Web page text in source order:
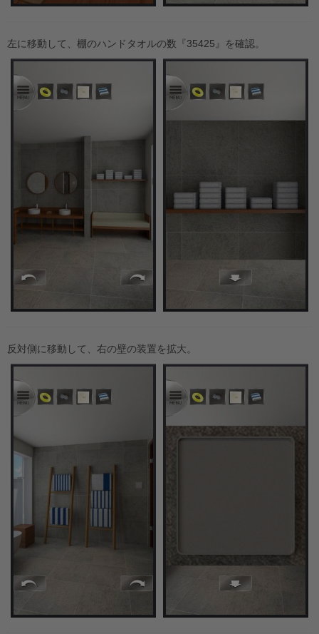
左に移動して、棚のハンドタオルの数『35425』を確認。
反対側に移動して、右の壁の装置を拡大。